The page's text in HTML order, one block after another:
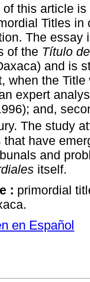
this article
Titles in
The essay
of the Título
and is
when the
expert
and,
The study
that have
and
itself.
: primordial
en Español